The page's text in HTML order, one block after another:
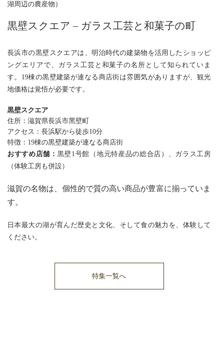
湖周辺の農産物）
黒壁スクエア – ガラス工芸と和菓子の町
長浜市の黒壁スクエアは、明治時代の建築物を活用したショッピ
ングエリアで、ガラス工芸と和菓子の名所として知られていま
す。19棟の黒壁建築が連なる商店街は雰囲気がありますが、観光
地価格は覚悟が必要です。
黒壁スクエア
住所：滋賀県長浜市黑壁町
アクセス：長浜駅から徒歩10分
特徴：19棟の黒壁建築が連なる商店街
おすすめ店舗： 黒壁1号館（地元特産品の総合店）、ガラス工房
（体験工房も併設）
滋賀の名物は、個性的で質の高い商品が豊富に揃っていま
す。
日本最大の湖が育んだ歴史と文化、そして食の魅力を、体験して
ください。
特集一覧へ